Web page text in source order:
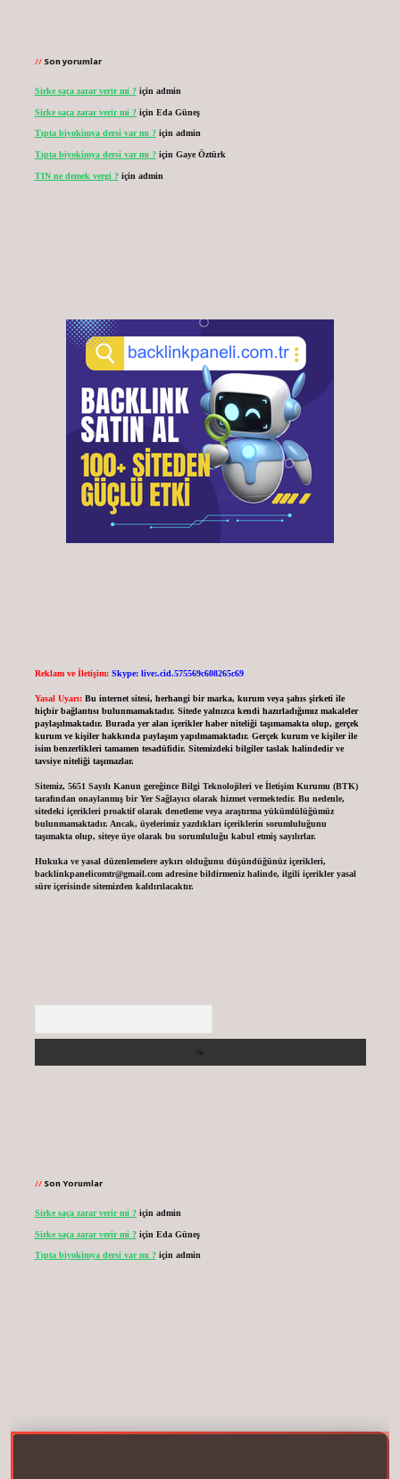
Son yorumlar
Sirke saça zarar verir mi ?için admin
Sirke saça zarar verir mi ?için Eda Güneş
Tıpta biyokimya dersi var mı ?için admin
Tıpta biyokimya dersi var mı ?için Gaye Öztürk
TIN ne demek vergi ?için admin
Reklam ve İletişim: Skype: live:.cid.575569c608265c69
Yasal Uyarı: Bu internet sitesi, herhangi bir marka, kurum veya şahıs şirketi ile
hiçbir bağlantısı bulunmamaktadır. Sitede yalnızca kendi hazırladığımız makaleler
paylaşılmaktadır. Burada yer alan içerikler haber niteliği taşımamakta olup, gerçek
kurum ve kişiler hakkında paylaşım yapılmamaktadır. Gerçek kurum ve kişiler ile
isim benzerlikleri tamamen tesadüfidir. Sitemizdeki bilgiler taslak halindedir ve
tavsiye niteliği taşımazlar.
Sitemiz, 5651 Sayılı Kanun gereğince Bilgi Teknolojileri ve İletişim Kurumu (BTK)
tarafından onaylanmış bir Yer Sağlayıcı olarak hizmet vermektedir. Bu nedenle,
sitedeki içerikleri proaktif olarak denetleme veya araştırma yükümlülüğümüz
bulunmamaktadır. Ancak, üyelerimiz yazdıkları içeriklerin sorumluluğunu
taşımakta olup, siteye üye olarak bu sorumluluğu kabul etmiş sayılırlar.
Hukuka ve yasal düzenlemelere aykırı olduğunu düşündüğünüz içerikleri,
backlinkpanelicomtr@gmail.comadresine bildirmeniz halinde, ilgili içerikler yasal
süre içerisinde sitemizden kaldırılacaktır.
Son Yorumlar
Sirke saça zarar verir mi ?için admin
Sirke saça zarar verir mi ?için Eda Güneş
Tıpta biyokimya dersi var mı ?için admin